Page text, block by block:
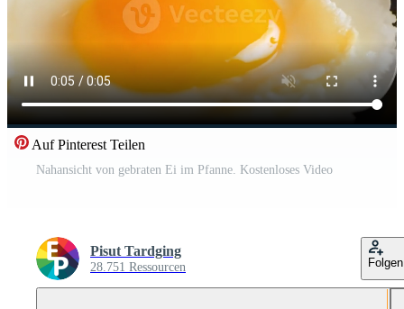
Auf Pinterest Teilen
Nahansicht von gebraten Ei im Pfanne. Kostenloses Video
Pisut Tardging
28.751 Ressourcen Folgen